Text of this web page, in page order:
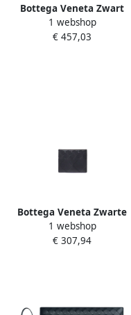
Bottega Veneta Zwart
Leren Intrecciato Riem
Black Dames
1 webshop
€ 457,03
Bottega Veneta Zwarte
Accessoires Portemonnees
Intrecciato Kaarthouder
1 webshop
€ 307,94